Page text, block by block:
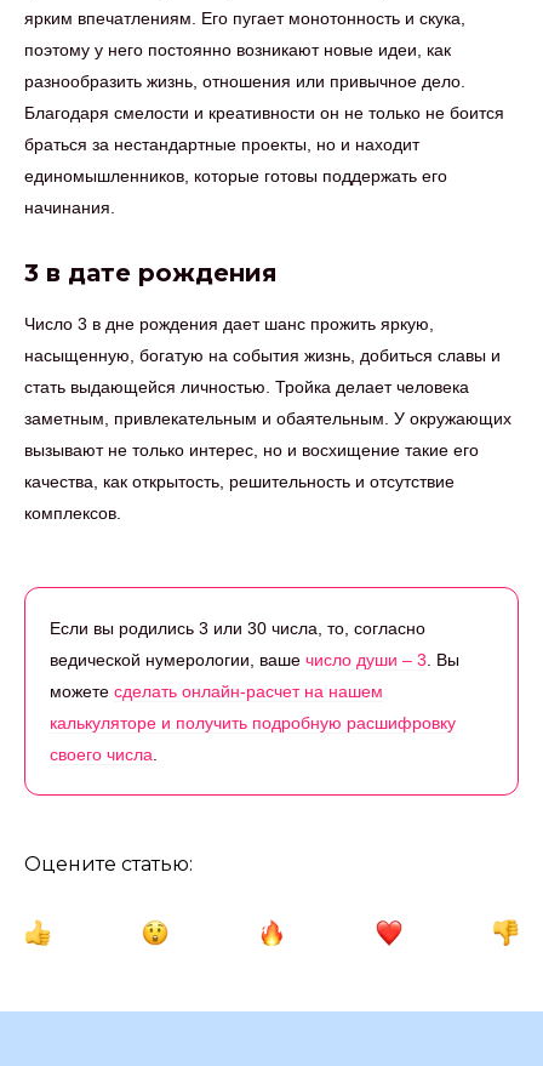
ярким впечатлениям. Его пугает монотонность и скука,
поэтому у него постоянно возникают новые идеи, как
разнообразить жизнь, отношения или привычное дело.
Благодаря смелости и креативности он не только не боится
браться за нестандартные проекты, но и находит
единомышленников, которые готовы поддержать его
начинания.
3 в дате рождения
Число 3 в дне рождения дает шанс прожить яркую,
насыщенную, богатую на события жизнь, добиться славы и
стать выдающейся личностью. Тройка делает человека
заметным, привлекательным и обаятельным. У окружающих
вызывают не только интерес, но и восхищение такие его
качества, как открытость, решительность и отсутствие
комплексов.
Если вы родились 3 или 30 числа, то, согласно
ведической нумерологии, ваше число души – 3 . Вы
можете сделать онлайн-расчет на нашем
калькуляторе и получить подробную расшифровку
своего числа
Оцените статью: